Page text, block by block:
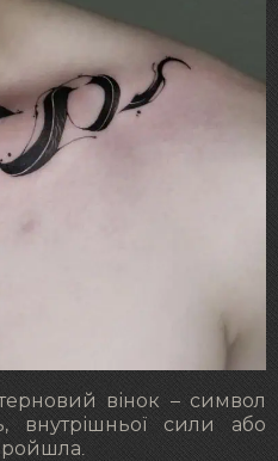
вінок – символ
внутрішньої сили або